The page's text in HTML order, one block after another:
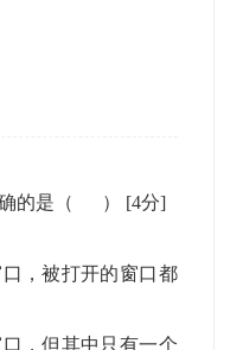
确的是（ ） [4分]
，被打开的窗口都
，但其中只有一个